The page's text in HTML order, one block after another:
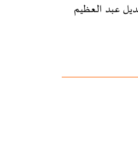
عبد العظيم